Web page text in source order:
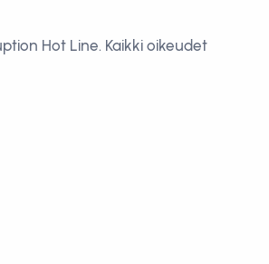
Hot Line. Kaikki oikeudet